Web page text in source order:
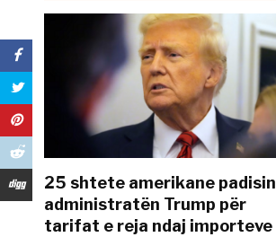
25 shtete amerikane padisin
administratën Trump për
tarifat e reja ndaj importeve